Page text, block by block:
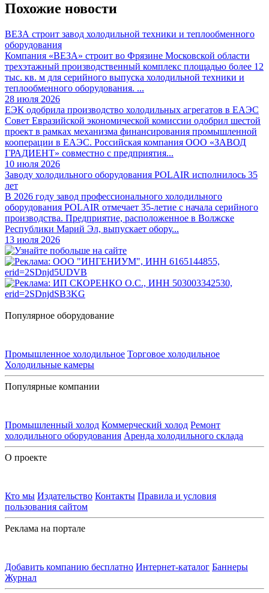
Похожие новости
ВЕЗА строит завод холодильной техники и теплообменного
оборудования
Компания «ВЕЗА» строит во Фрязине Московской области
трехэтажный производственный комплекс площадью более 12
тыс. кв. м для серийного выпуска холодильной техники и
теплообменного оборудования. ...
28 июля 2026
ЕЭК одобрила производство холодильных агрегатов в ЕАЭС
Совет Евразийской экономической комиссии одобрил шестой
проект в рамках механизма финансирования промышленной
кооперации в ЕАЭС. Российская компания ООО «ЗАВОД
ГРАДИЕНТ» совместно с предприятия...
10 июля 2026
Заводу холодильного оборудования POLAIR исполнилось 35
лет
В 2026 году завод профессионального холодильного
оборудования POLAIR отмечает 35-летие с начала серийного
производства. Предприятие, расположенное в Волжске
Республики Марий Эл, выпускает обору...
13 июля 2026
Популярное оборудование
Промышленное холодильное Торговое холодильное
Холодильные камеры
Популярные компании
Промышленный холод Коммерческий холод Ремонт
холодильного оборудования Аренда холодильного склада
О проекте
Кто мы Издательство Контакты Правила и условия
пользования сайтом
Реклама на портале
Добавить компанию бесплатно Интернет-каталог Баннеры
Журнал